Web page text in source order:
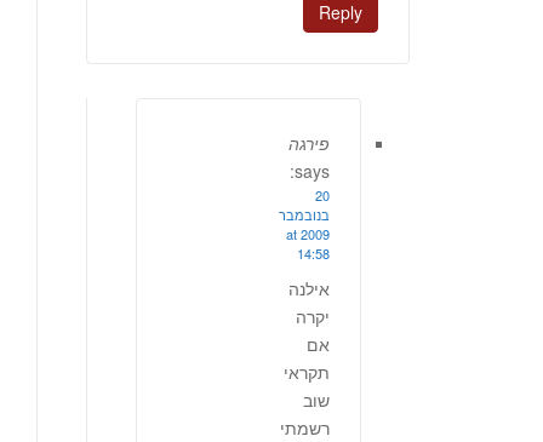
Reply
פירגה
says:
20
בנובמבר
2009 at
14:58
אילנה
יקרה
אם
תקראי
שוב
רשמתי